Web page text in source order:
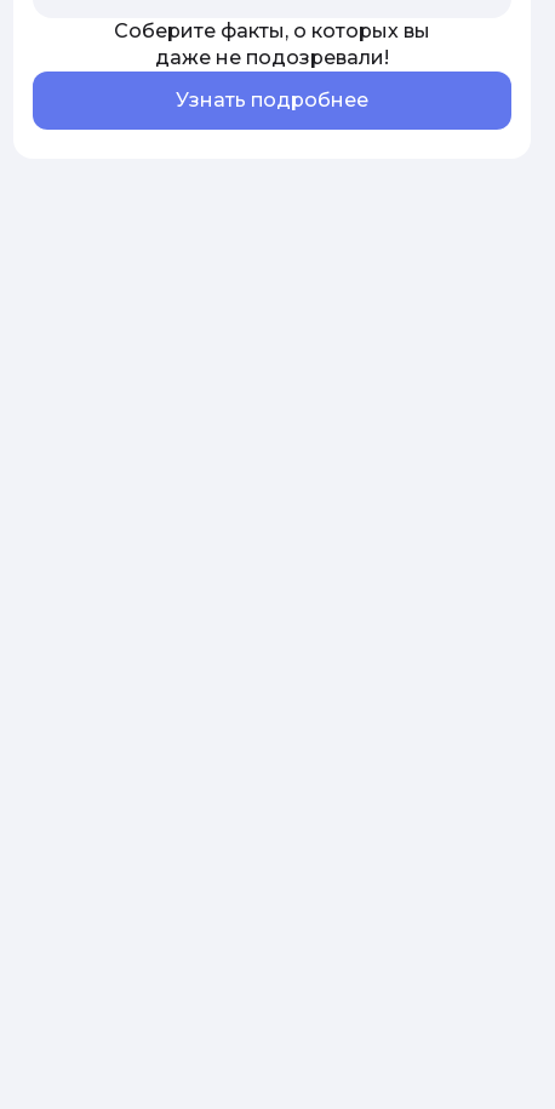
Соберите факты, о которых вы
даже не подозревали!
Узнать подробнее